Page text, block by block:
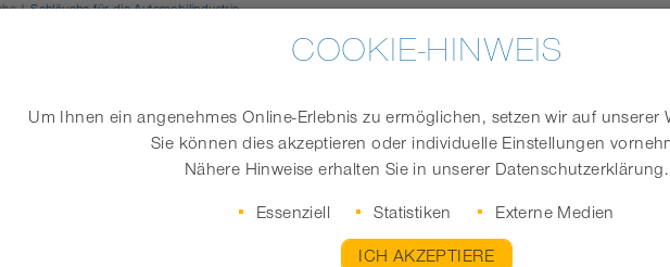
| Schläuche für die Automobilindustrie
DIE AUTOMOBILINDUSTRIE
Sie bei der Auswahl des geeigneten Schlauchs für Anwendungen in der
Schläuche für den Einsatz an Industrierobotern, Schweißgeräten sowie
Produkte eignen sich zum Transport von Gasen, Stäuben, Feststoffen
Weitere wichtige Informationen zum Einsatz von Schläuchen für die
COOKIE-HINWEIS
Um Ihnen ein angenehmes Online-Erlebnis zu ermöglichen, setzen wir auf unserer
Sie können dies akzeptieren oder individuelle Einstellungen
Nähere Hinweise erhalten Sie in unserer Datenschutzerklärung.
Essenziell Statistiken Externe Medien
ICH AKZEPTIERE